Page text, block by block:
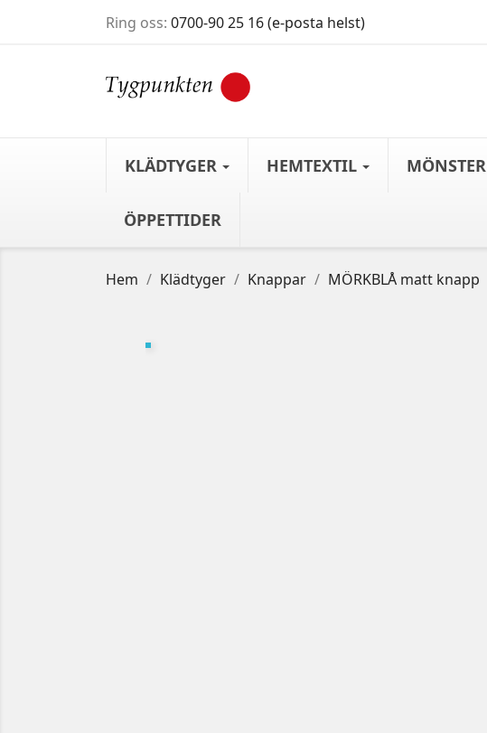
Ring oss: 0700-90 25 16 (e-posta helst)
KLÄDTYGER HEMTEXTIL MÖNSTER
ÖPPETTIDER
Hem Klädtyger Knappar MÖRKBLÅ matt knapp